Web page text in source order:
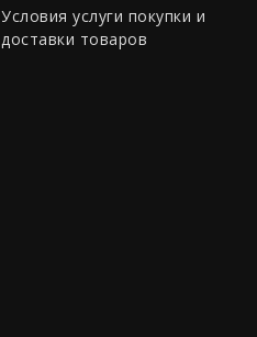
Условия услуги покупки и
доставки товаров